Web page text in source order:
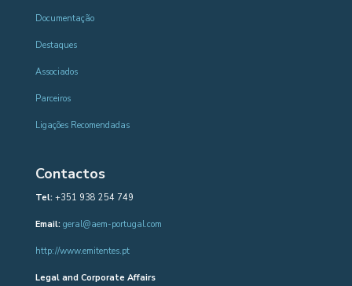
Documentação
Destaques
Associados
Parceiros
Ligações Recomendadas
Contactos
Tel:+351 938 254 749
Email: geral@aem-portugal.com
http://www.emitentes.pt
Legal and Corporate Affairs